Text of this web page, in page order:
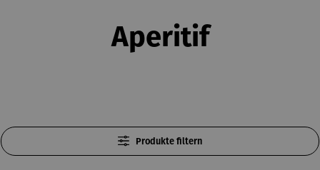
Aperitif
Produkte filtern